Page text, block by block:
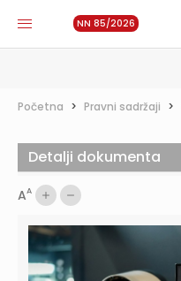
NN 85/2026
Početna > Pravni sadržaji >
AA
Detalji dokumenta